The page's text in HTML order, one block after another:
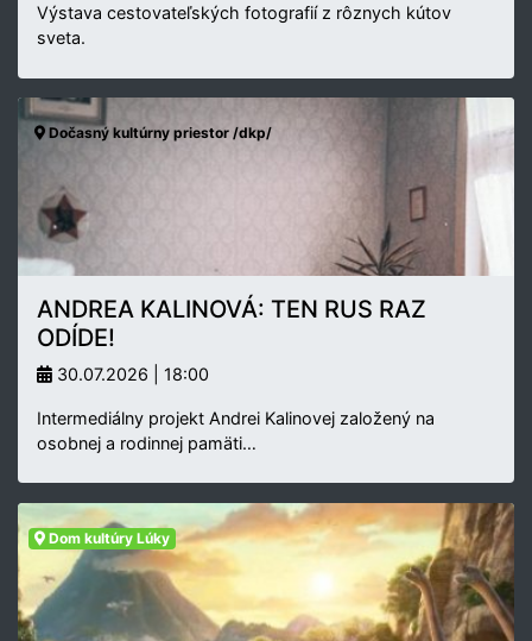
Výstava cestovateľských fotografií z rôznych kútov
sveta.
Dočasný kultúrny priestor /dkp/
ANDREA KALINOVÁ: TEN RUS RAZ
ODÍDE!
30.07.2026 | 18:00
Intermediálny projekt Andrei Kalinovej založený na
osobnej a rodinnej pamäti…
Dom kultúry Lúky